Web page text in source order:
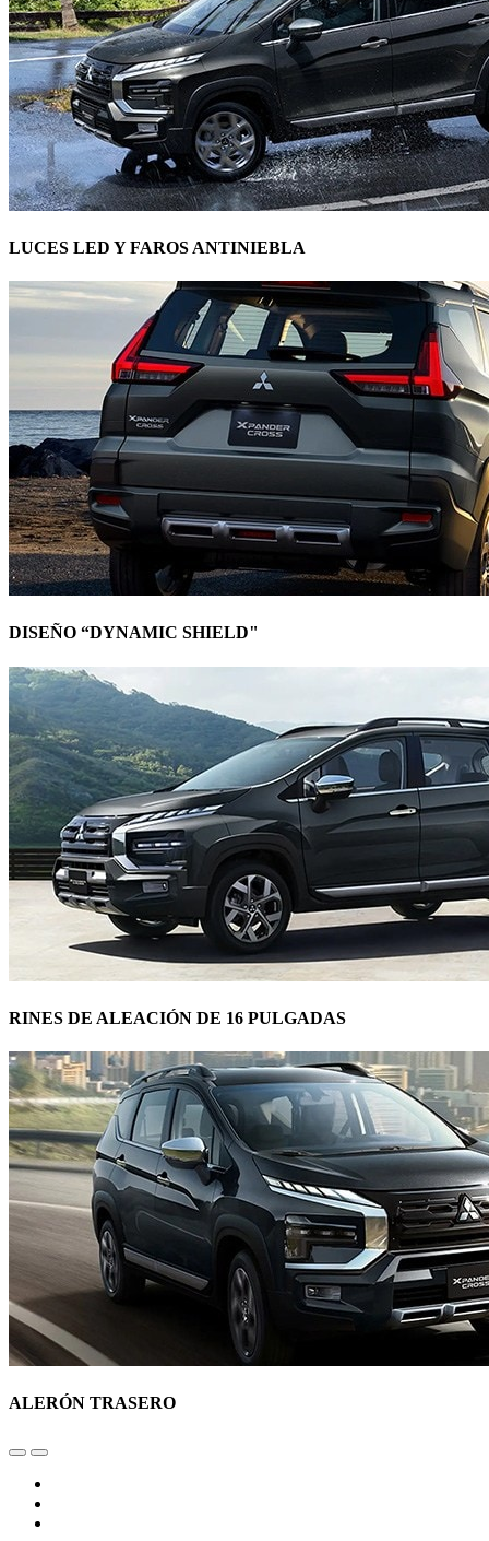
LUCES LED Y FAROS ANTINIEBLA
DISEÑO “DYNAMIC SHIELD"
RINES DE ALEACIÓN DE 16 PULGADAS
ALERÓN TRASERO